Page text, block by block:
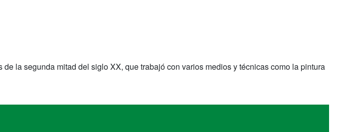
la segunda mitad del siglo XX, que trabajó con varios medios y técnicas como la pintura